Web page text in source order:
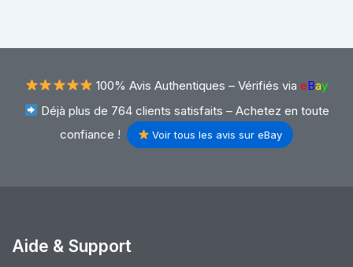
100% Avis Authentiques – Vérifiés via eBay
Déjà plus de 764 clients satisfaits – Achetez en toute
confiance !
Voir tous les avis sur eBay
Aide & Support